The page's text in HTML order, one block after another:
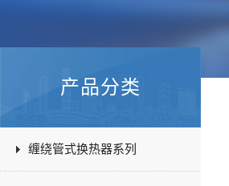
产品分类
缠绕管式换热器系列